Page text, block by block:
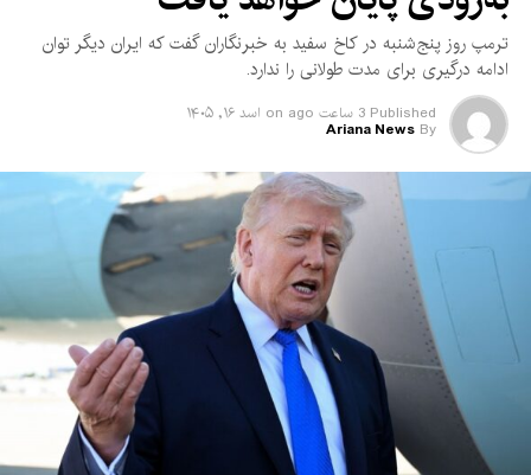
ترمپ روز پنج‌شنبه در کاخ سفید به خبرنگاران گفت که ایران دیگر توان
ادامه درگیری برای مدت طولانی را ندارد.
Published 3 ساعت ago on اسد ۱۶, ۱۴۰۵
By
Ariana News